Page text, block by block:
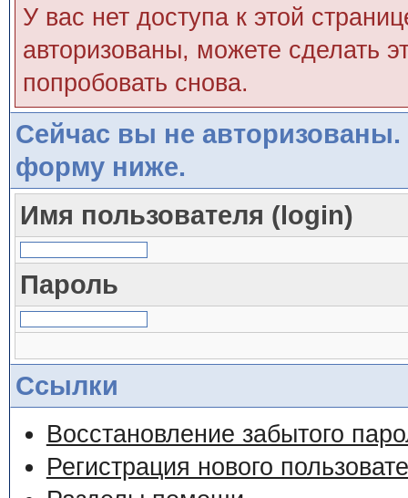
У вас нет доступа к этой
авторизованы, можете сделать
попробовать снова.
Сейчас вы не авторизованы.
форму ниже.
Имя пользователя (login)
Пароль
Ссылки
Восстановление забытого
Регистрация нового